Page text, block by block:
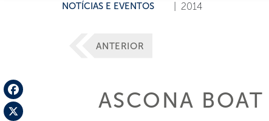
NOTÍCIAS E EVENTOS 2014
Facebook
ANTERIOR
ASCONA